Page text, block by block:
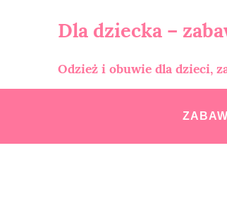
Dla dziecka –
Odzież i obuwie dla dzieci,